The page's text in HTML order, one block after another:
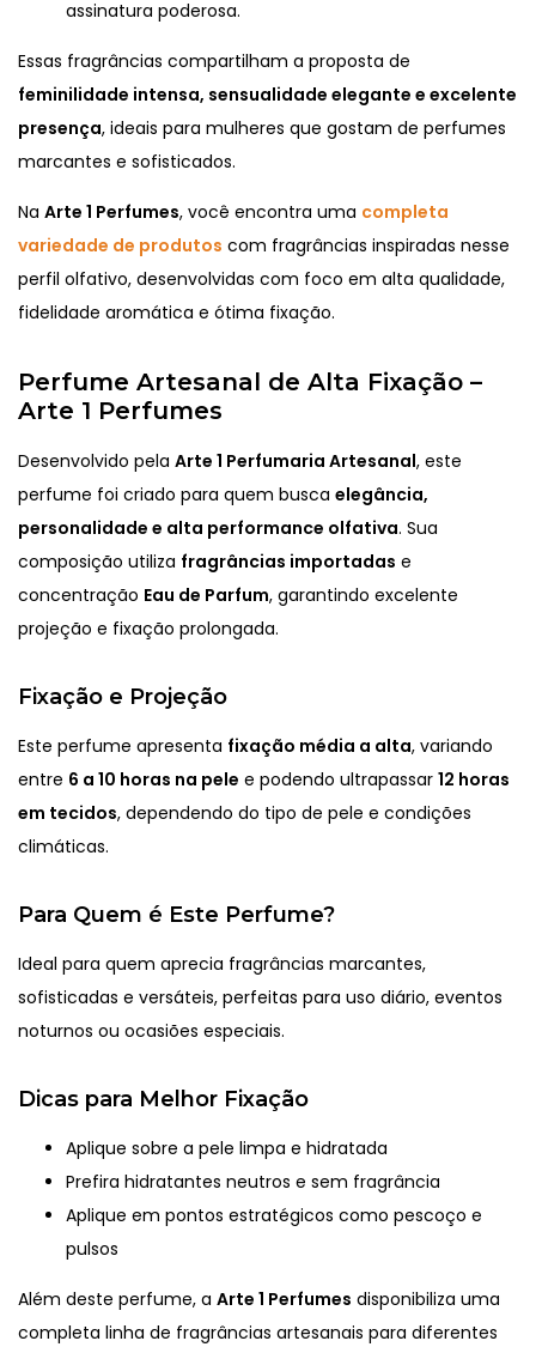
assinatura poderosa.
Essas fragrâncias compartilham a proposta de
feminilidade intensa, sensualidade elegante e excelente
presença, ideais para mulheres que gostam de perfumes
marcantes e sofisticados.
Na Arte 1 Perfumes, você encontra uma completa
variedade de produtos com fragrâncias inspiradas nesse
perfil olfativo, desenvolvidas com foco em alta qualidade,
fidelidade aromática e ótima fixação.
Perfume Artesanal de Alta Fixação –
Arte 1 Perfumes
Desenvolvido pela Arte 1 Perfumaria Artesanal, este
perfume foi criado para quem busca elegância,
personalidade e alta performance olfativa. Sua
composição utiliza fragrâncias importadas e
concentração Eau de Parfum, garantindo excelente
projeção e fixação prolongada.
Fixação e Projeção
Este perfume apresenta fixação média a alta, variando
entre 6 a 10 horas na pele e podendo ultrapassar 12 horas
em tecidos, dependendo do tipo de pele e condições
climáticas.
Para Quem é Este Perfume?
Ideal para quem aprecia fragrâncias marcantes,
sofisticadas e versáteis, perfeitas para uso diário, eventos
noturnos ou ocasiões especiais.
Dicas para Melhor Fixação
Aplique sobre a pele limpa e hidratada
Prefira hidratantes neutros e sem fragrância
Aplique em pontos estratégicos como pescoço e
pulsos
Além deste perfume, a Arte 1 Perfumes disponibiliza uma
completa linha de fragrâncias artesanais para diferentes